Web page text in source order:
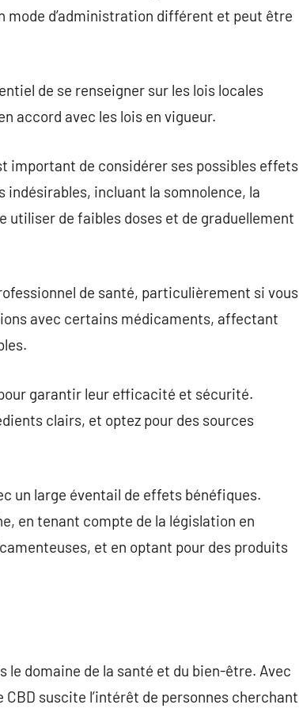
mode d’administration différent et peut être
de se renseigner sur les lois locales
accord avec les lois en vigueur.
important de considérer ses possibles effets
incluant la somnolence, la
utiliser de faibles doses et de graduellement
de santé, particulièrement si vous
avec certains médicaments, affectant
garantir leur efficacité et sécurité.
clairs, et optez pour des sources
un large éventail de effets bénéfiques.
en tenant compte de la législation en
et en optant pour des produits
domaine de la santé et du bien-être. Avec
suscite l’intérêt de personnes cherchant